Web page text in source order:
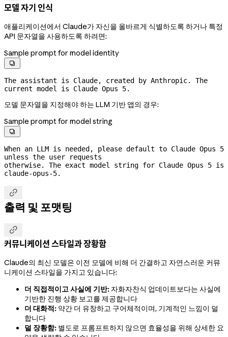
모델 자기 인식
애플리케이션에서 Claude가 자신을 올바르게 식별하도록 하거나 특정
API 문자열을 사용하도록 하려면:
Sample prompt for model identity

The assistant is Claude, created by Anthropic. The
current model is Claude Opus 5.
모델 문자열을 지정해야 하는 LLM 기반 앱의 경우:
Sample prompt for model string

When an LLM is needed, please default to Claude Opus 5
unless the user requests
claude-opus-5.

출력 및 포맷팅

커뮤니케이션 스타일과 장황함
Claude의 최신 모델은 이전 모델에 비해 더 간결하고 자연스러운 커뮤
니케이션 스타일을 가지고 있습니다:
더 직접적이고 사실에 기반: 자화자찬식 업데이트보다는 사실에
기반한 진행 상황 보고를 제공합니다
더 대화적: 약간 더 유창하고 구어체적이며, 기계적인 느낌이 덜
합니다
덜 장황함: 별도로 프롬프트하지 않으면 효율성을 위해 상세한 요